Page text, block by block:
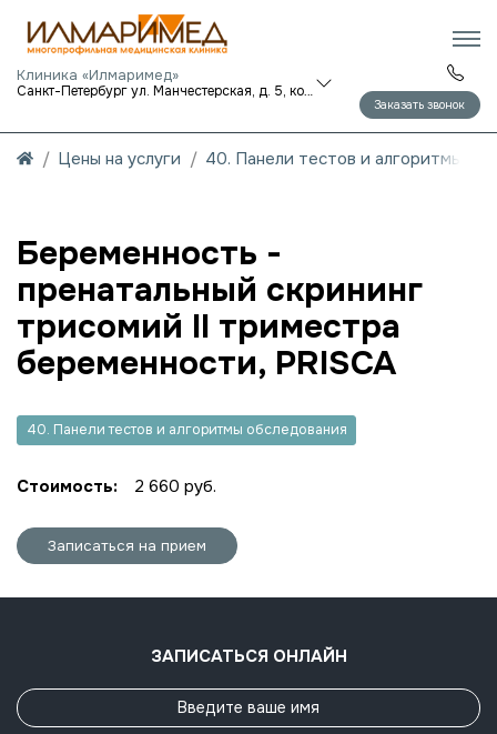
Клиника «Илмаримед»
Санкт-Петербург ул. Манчестерская, д. 5, корп. 1
Заказать звонок
Цены на услуги 40. Панели тестов и алгоритмы
Беременность -
пренатальный скрининг
трисомий II триместра
беременности, PRISCA
40. Панели тестов и алгоритмы обследования
Стоимость: 2 660 руб.
Записаться на прием
ЗАПИСАТЬСЯ ОНЛАЙН